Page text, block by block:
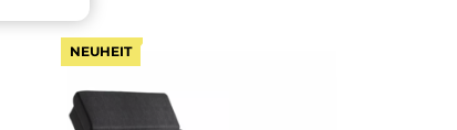
NEUHEIT